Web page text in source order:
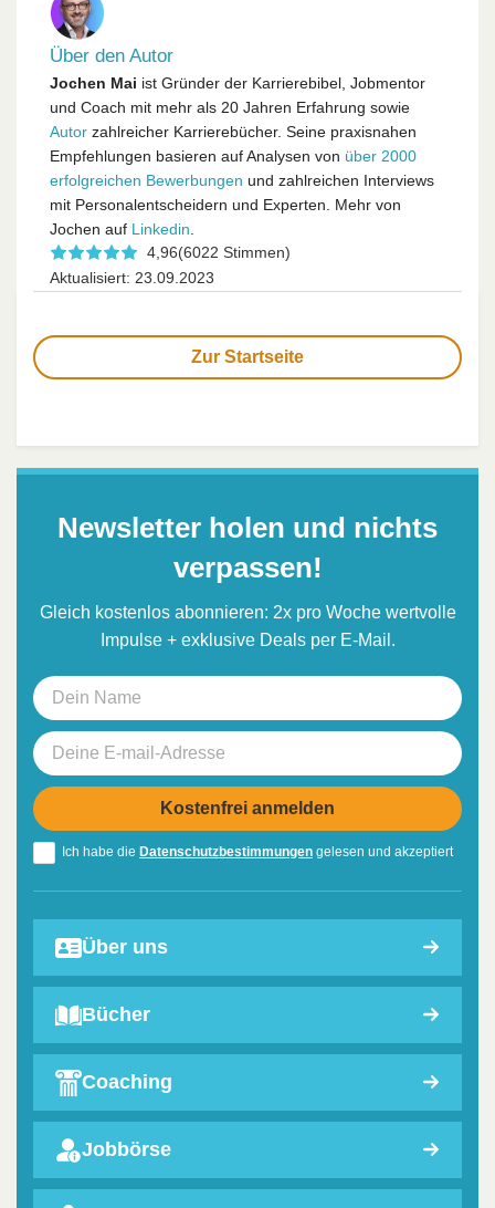
Über den Autor
Jochen Mai ist Gründer der Karrierebibel, Jobmentor
und Coach mit mehr als 20 Jahren Erfahrung sowie
Autor zahlreicher Karrierebücher. Seine praxisnahen
Empfehlungen basieren auf Analysen von über 2000
erfolgreichen Bewerbungen und zahlreichen Interviews
mit Personalentscheidern und Experten. Mehr von
Jochen auf Linkedin
4,96(6022 Stimmen)
Aktualisiert: 23.09.2023
Zur Startseite
Newsletter holen und nichts
verpassen!
Gleich kostenlos abonnieren: 2x pro Woche wertvolle
Impulse + exklusive Deals per E-Mail.
Ich habe die Datenschutzbestimmungen gelesen und akzeptiert
Über uns
Bücher
Coaching
Jobbörse